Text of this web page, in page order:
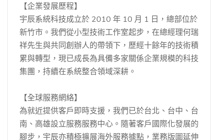
【企業發展歷程】
宇辰系統科技成立於 2010 年 10 月 1 日，總部位於
新竹市。我們從小型技術工作室起步，在總經理何瑞
祥先生與共同創辦人的帶領下，歷經十餘年的技術積
累與轉型，現已成長為具備多家關係企業規模的科技
集團，持續在系統整合領域深耕。
【全球服務網絡】
為就近提供客戶即時支援，我們已於台北、台中、台
南、高雄設立服務服務中心。隨著客戶國際化發展的
腳步，宇辰亦積極擴展海外服務據點，業務版圖延伸